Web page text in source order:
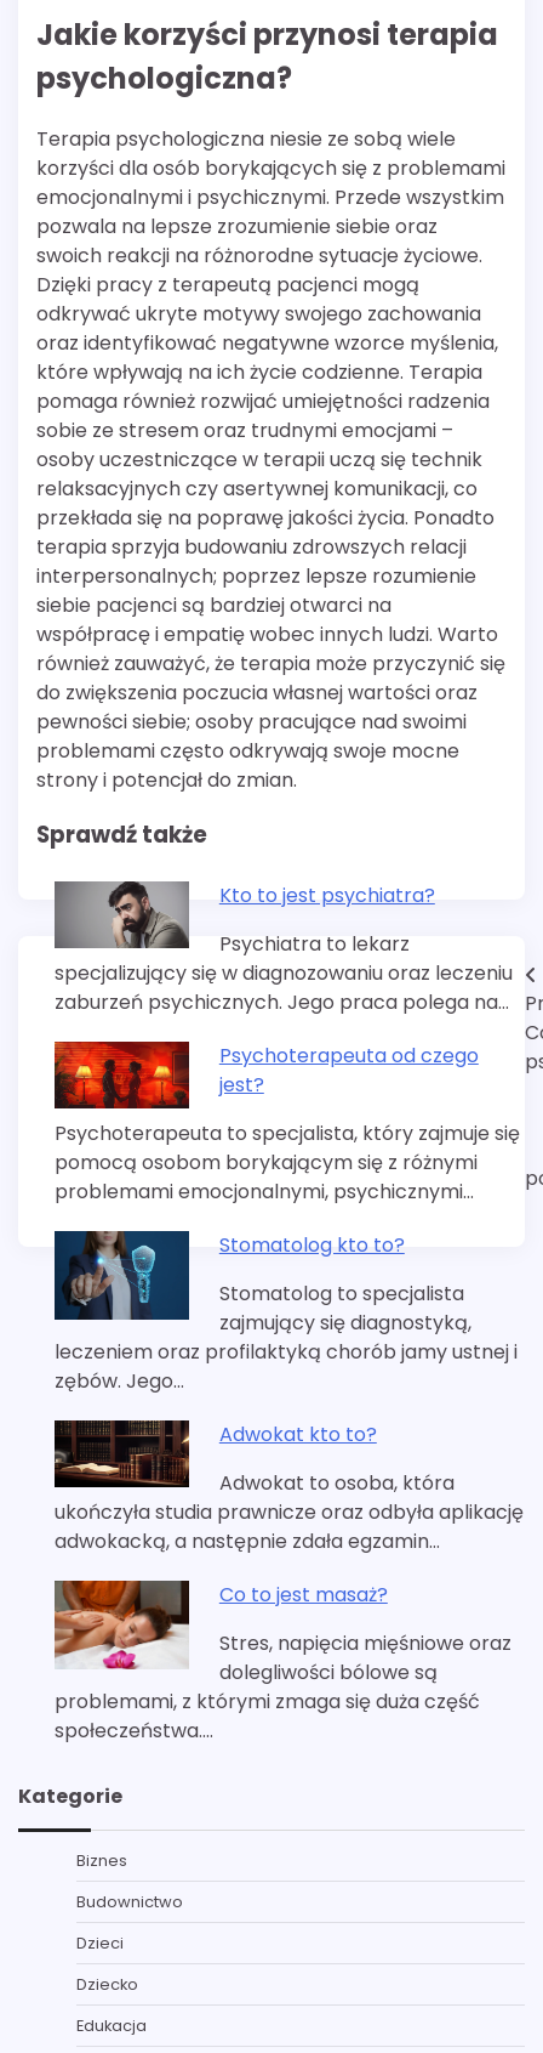
Jakie korzyści przynosi terapia
psychologiczna?
Terapia psychologiczna niesie ze sobą wiele
korzyści dla osób borykających się z problemami
emocjonalnymi i psychicznymi. Przede wszystkim
pozwala na lepsze zrozumienie siebie oraz
swoich reakcji na różnorodne sytuacje życiowe.
Dzięki pracy z terapeutą pacjenci mogą
odkrywać ukryte motywy swojego zachowania
oraz identyfikować negatywne wzorce myślenia,
które wpływają na ich życie codzienne. Terapia
pomaga również rozwijać umiejętności radzenia
sobie ze stresem oraz trudnymi emocjami –
osoby uczestniczące w terapii uczą się technik
relaksacyjnych czy asertywnej komunikacji, co
przekłada się na poprawę jakości życia. Ponadto
terapia sprzyja budowaniu zdrowszych relacji
interpersonalnych; poprzez lepsze rozumienie
siebie pacjenci są bardziej otwarci na
współpracę i empatię wobec innych ludzi. Warto
również zauważyć, że terapia może przyczynić się
do zwiększenia poczucia własnej wartości oraz
pewności siebie; osoby pracujące nad swoimi
problemami często odkrywają swoje mocne
strony i potencjał do zmian.
Sprawdź także
Kto to jest psychiatra?
Psychiatra to lekarz
specjalizujący się w diagnozowaniu oraz leczeniu
zaburzeń psychicznych. Jego praca polega na…
Psychoterapeuta od czego
jest?
Psychoterapeuta to specjalista, który zajmuje się
pomocą osobom borykającym się z różnymi
problemami emocjonalnymi, psychicznymi…
Stomatolog kto to?
Stomatolog to specjalista
zajmujący się diagnostyką,
leczeniem oraz profilaktyką chorób jamy ustnej i
zębów. Jego…
Adwokat kto to?
Adwokat to osoba, która
ukończyła studia prawnicze oraz odbyła aplikację
adwokacką, a następnie zdała egzamin…
Co to jest masaż?
Stres, napięcia mięśniowe oraz
dolegliwości bólowe są
problemami, z którymi zmaga się duża część
społeczeństwa.…
Nawigacja
Kategorie
Biznes
Budownictwo
Dzieci
Dziecko
Edukacja